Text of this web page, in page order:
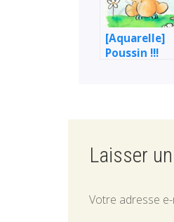
[Aquarelle]
Poussin !!!
Laisser
Votre adresse